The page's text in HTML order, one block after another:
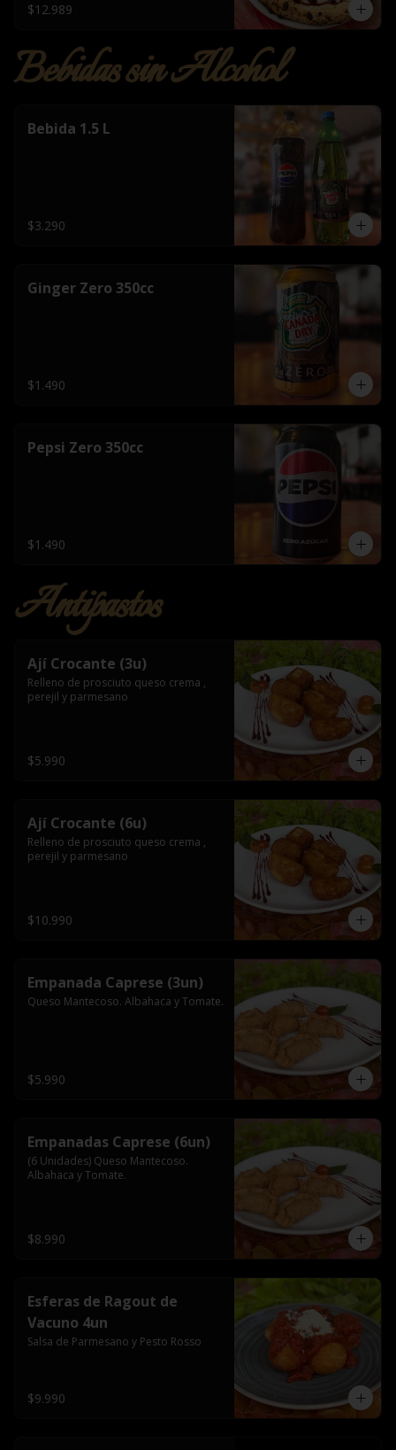
$12.989
Bebidas sin Alcohol
Bebida 1.5 L
$3.290
Ginger Zero 350cc
$1.490
Pepsi Zero 350cc
$1.490
Antipastos
Ají Crocante (3u)
Relleno de prosciuto queso crema ,
perejil y parmesano
$5.990
Ají Crocante (6u)
Relleno de prosciuto queso crema ,
perejil y parmesano
$10.990
Empanada Caprese (3un)
Queso Mantecoso. Albahaca y Tomate.
$5.990
Empanadas Caprese (6un)
(6 Unidades) Queso Mantecoso.
Albahaca y Tomate.
$8.990
Esferas de Ragout de
Vacuno 4un
Salsa de Parmesano y Pesto Rosso
$9.990